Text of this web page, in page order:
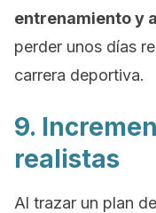
entrenamiento y
perder unos días
carrera deportiva.
9.
realistas
Al trazar un plan